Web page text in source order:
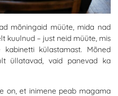
mõningaid müüte, mida nad
kuulnud – just neid müüte, mis
kabinetti külastamast. Mõned
üllatavad, vaid panevad ka
on, et inimene peab magama